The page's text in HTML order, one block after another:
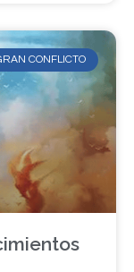
CONFLICTO